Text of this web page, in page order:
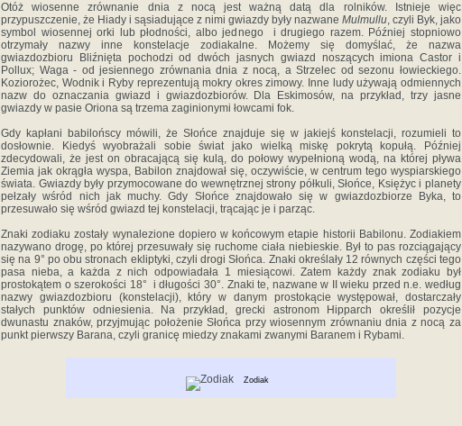
Otóż wiosenne zrównanie dnia z nocą jest ważną datą dla rolników. Istnieje więc
przypuszczenie, że Hiady i sąsiadujące z nimi gwiazdy były nazwane Mulmullu, czyli Byk, jako
symbol wiosennej orki lub płodności, albo jednego i drugiego razem. Później stopniowo
otrzymały nazwy inne konstelacje zodiakalne. Możemy się domyślać, że nazwa
gwiazdozbioru Bliźnięta pochodzi od dwóch jasnych gwiazd noszących imiona Castor i
Pollux; Waga - od jesiennego zrównania dnia z nocą, a Strzelec od sezonu łowieckiego.
Koziorożec, Wodnik i Ryby reprezentują mokry okres zimowy. Inne ludy używają odmiennych
nazw do oznaczania gwiazd i gwiazdozbiorów. Dla Eskimosów, na przykład, trzy jasne
gwiazdy w pasie Oriona są trzema zaginionymi łowcami fok.
Gdy kapłani babilońscy mówili, że Słońce znajduje się w jakiejś konstelacji, rozumieli to
dosłownie. Kiedyś wyobrażali sobie świat jako wielką miskę pokrytą kopułą. Później
zdecydowali, że jest on obracającą się kulą, do połowy wypełnioną wodą, na której pływa
Ziemia jak okrągła wyspa, Babilon znajdował się, oczywiście, w centrum tego wyspiarskiego
świata. Gwiazdy były przymocowane do wewnętrznej strony półkuli, Słońce, Księżyc i planety
pełzały wśród nich jak muchy. Gdy Słońce znajdowało się w gwiazdozbiorze Byka, to
przesuwało się wśród gwiazd tej konstelacji, trącając je i parząc.
Znaki zodiaku zostały wynalezione dopiero w końcowym etapie historii Babilonu. Zodiakiem
nazywano drogę, po której przesuwały się ruchome ciała niebieskie. Był to pas rozciągający
się na 9° po obu stronach ekliptyki, czyli drogi Słońca. Znaki określały 12 równych części tego
pasa nieba, a każda z nich odpowiadała 1 miesiącowi. Zatem każdy znak zodiaku był
prostokątem o szerokości 18° i długości 30°. Znaki te, nazwane w II wieku przed n.e. według
nazwy gwiazdozbioru (konstelacji), który w danym prostokącie występował, dostarczały
stałych punktów odniesienia. Na przykład, grecki astronom Hipparch określił pozycje
dwunastu znaków, przyjmując położenie Słońca przy wiosennym zrównaniu dnia z nocą za
punkt pierwszy Barana, czyli granicę miedzy znakami zwanymi Baranem i Rybami.
Zodiak